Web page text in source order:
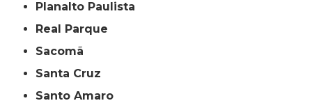
Planalto Paulista
Real Parque
Sacomã
Santa Cruz
Santo Amaro